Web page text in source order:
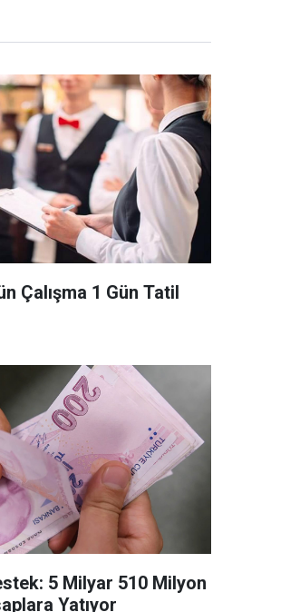
Çalışma 1 Gün Tatil
5 Milyar 510 Milyon
Yatıyor